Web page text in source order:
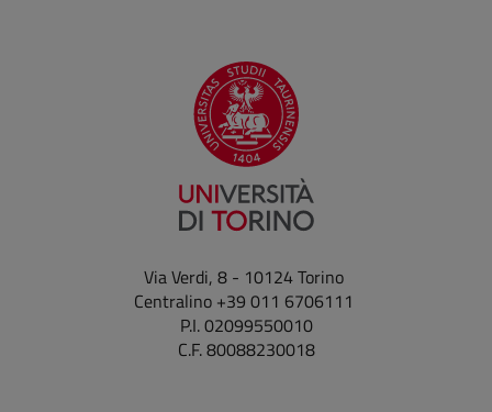
Via Verdi, 8 - 10124 Torino
Centralino +39 011 6706111
P.I. 02099550010
C.F. 80088230018